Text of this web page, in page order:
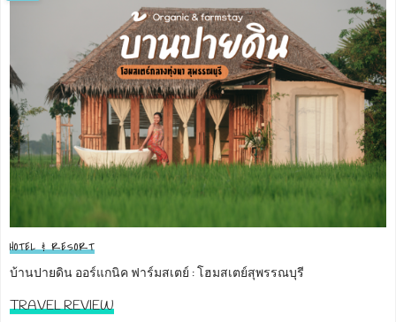
HOTEL & RESORT
บ้านปายดิน ออร์แกนิค ฟาร์มสเตย์ : โฮมสเตย์สุพรรณบุรี
TRAVEL REVIEW